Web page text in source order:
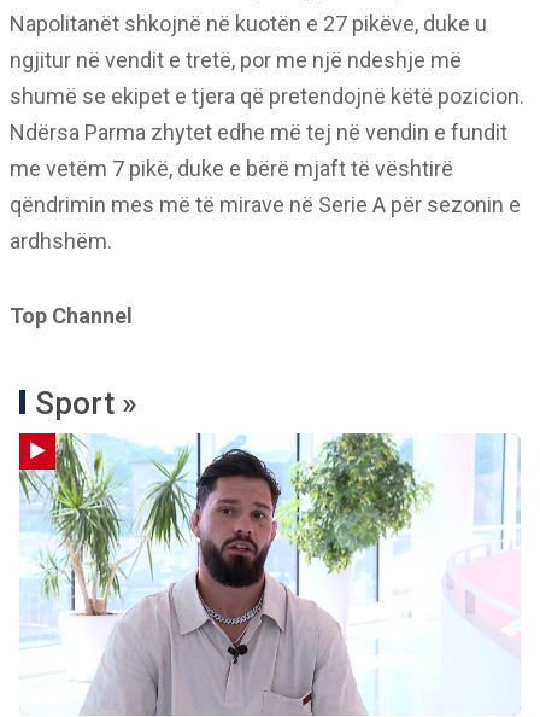
Napolitanët shkojnë në kuotën e 27 pikëve, duke u
ngjitur në vendit e tretë, por me një ndeshje më
shumë se ekipet e tjera që pretendojnë këtë pozicion.
Ndërsa Parma zhytet edhe më tej në vendin e fundit
me vetëm 7 pikë, duke e bërë mjaft të vështirë
qëndrimin mes më të mirave në Serie A për sezonin e
ardhshëm.
Top Channel
Sport »